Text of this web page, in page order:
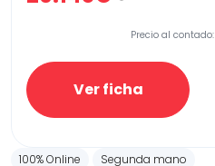
Precio al contado:
Ver ficha
100% Online Segunda mano